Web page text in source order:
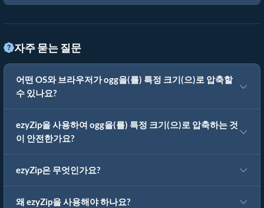
자주 묻는 질문
어떤 OS와 브라우저가 ogg을(를) 특정 크기(으)로 압축할
수 있나요?
ezyZip을 사용하여 ogg을(를) 특정 크기(으)로 압축하는 것
이 안전한가요?
ezyZip은 무엇인가요?
왜 ezyZip을 사용해야 하나요?